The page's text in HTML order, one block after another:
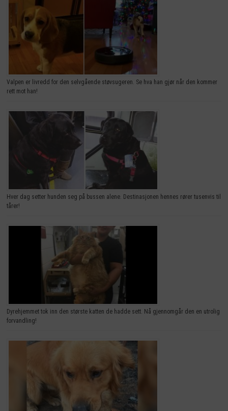
Valpen er livredd for den selvgående støvsugeren. Se hva han gjør når den kommer
rett mot han!
Hver dag setter hunden seg på bussen alene. Destinasjonen hennes rører tusenvis til
tårer!
Dyrehjemmet tok inn den største katten de hadde sett. Nå gjennomgår den en utrolig
forvandling!